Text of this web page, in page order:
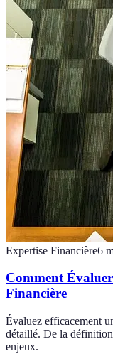
Expertise Financière6
Comment
Financière
Évaluez efficacement
détaillé. De la
enjeux.